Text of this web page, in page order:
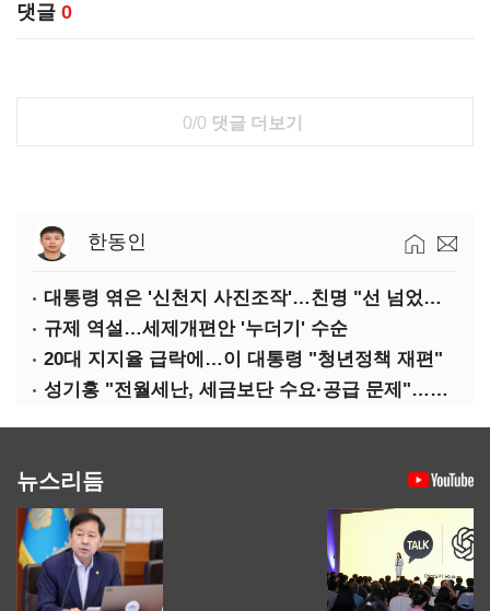
댓글 0
0/0 댓글 더보기
한동인
대통령 엮은 '신천지 사진조작'…친명 "선 넘었다" 격앙
규제 역설…세제개편안 '누더기' 수순
20대 지지율 급락에…이 대통령 "청년정책 재편"
성기홍 "전월세난, 세금보단 수요·공급 문제"…닥공 시사
뉴스리듬